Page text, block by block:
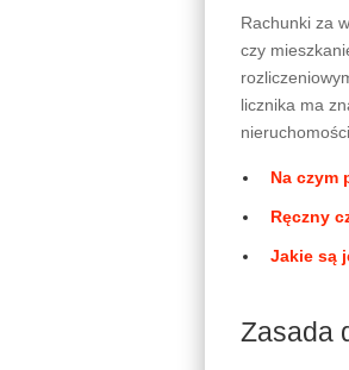
Rachunki za
czy
licznika ma
Na czym
Ręczny
Jakie są
Zasada